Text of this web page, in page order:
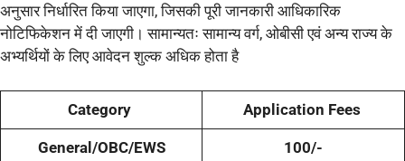
अनुसार निर्धारित किया जाएगा, जिसकी पूरी जानकारी आधिकारिक
नोटिफिकेशन में दी जाएगी। सामान्यतः सामान्य वर्ग, ओबीसी एवं अन्य राज्य के
अभ्यर्थियों के लिए आवेदन शुल्क अधिक होता है
Category Application Fees
General/OBC/EWS 100/-